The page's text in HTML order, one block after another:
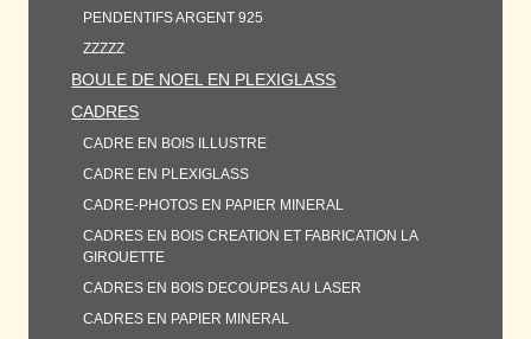
PENDENTIFS ARGENT 925
ZZZZZ
BOULE DE NOEL EN PLEXIGLASS
CADRES
CADRE EN BOIS ILLUSTRE
CADRE EN PLEXIGLASS
CADRE-PHOTOS EN PAPIER MINERAL
CADRES EN BOIS CREATION ET FABRICATION LA
GIROUETTE
CADRES EN BOIS DECOUPES AU LASER
CADRES EN PAPIER MINERAL